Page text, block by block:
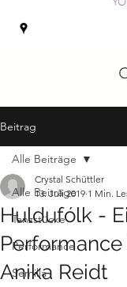
Beitrag
Alle Beiträge
Tanzstücke
Performance
Semilla
Alle Beiträge
Huldufólk -
Anika Reidt
Crystal Schüttler
13. Juli 2019 1 Min.